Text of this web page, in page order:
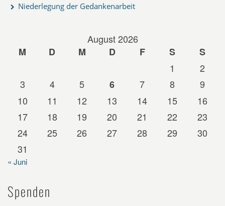
Niederlegung der Gedankenarbeit
August 2026
M
D M D F S
S
1
2
3
4 5 6 7 8
9
10
11 12 13 14 15
16
17
18 19 20 21 22
23
24
25 26 27 28 29
30
31
« Juni
Spenden